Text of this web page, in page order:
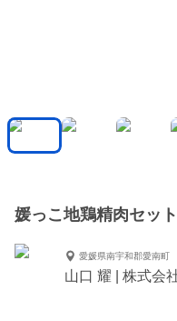
媛っこ地鶏精肉セッ
愛媛県南宇和郡愛南町
山口 耀 | 株式会